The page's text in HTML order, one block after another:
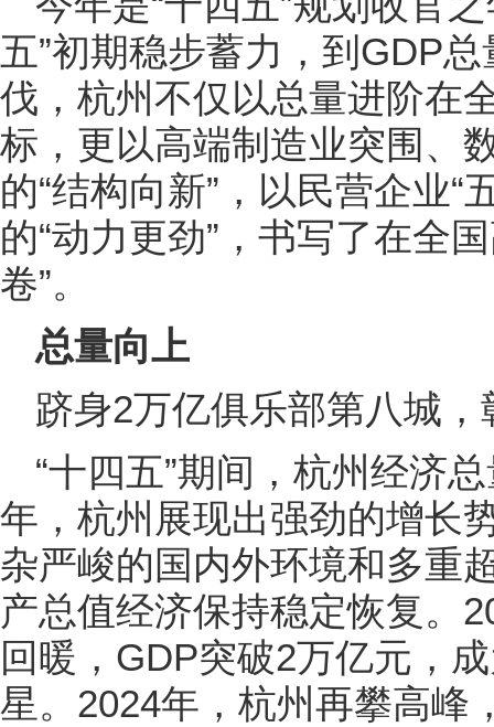
五”初期稳步蓄力，到GDP
伐，杭州不仅以总量进阶在
标，更以高端制造业突围、
的“结构向新”，以民营企业“
的“动力更劲”，书写了在全
卷”。
总量向上
跻身2万亿俱乐部第八城
“十四五”期间，杭州经济
年，杭州展现出强劲的增长
杂严峻的国内外环境和多重
产总值经济保持稳定恢复。
回暖，GDP突破2万亿元，
星。2024年，杭州再攀高峰